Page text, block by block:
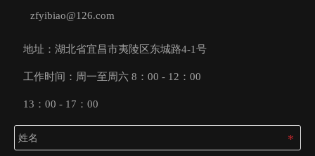
zfyibiao@126.com
地址：湖北省宜昌市夷陵区东城路4-1号
工作时间：周一至周六 8：00 - 12：00
13：00 - 17：00